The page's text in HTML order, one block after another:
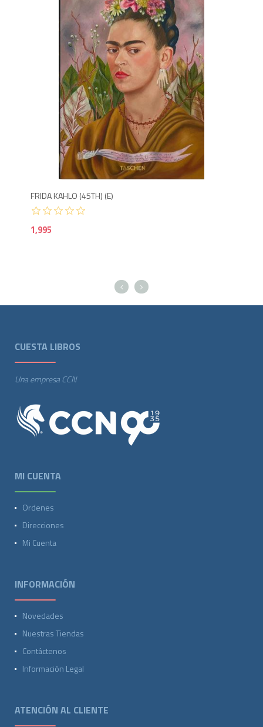
FRIDA KAHLO (45TH) (E)
1,995
CUESTA LIBROS
Una empresa CCN
MI CUENTA
Ordenes
Direcciones
Mi Cuenta
INFORMACIÓN
Novedades
Nuestras Tiendas
Contáctenos
Información Legal
ATENCIÓN AL CLIENTE